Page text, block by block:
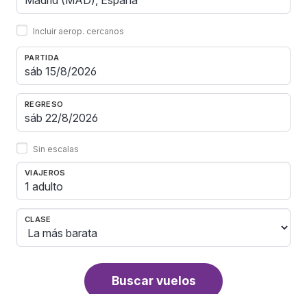
Incluir aerop. cercanos
PARTIDA
REGRESO
Sin escalas
VIAJEROS
1 adulto
CLASE
Buscar vuelos